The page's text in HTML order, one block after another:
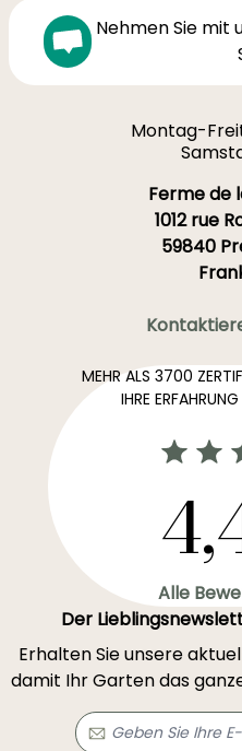
Nehmen Sie mit
Montag-
Ferme de
1012 rue
59840
MEHR ALS 3700
IHRE
Alle
Der
Erhalten Sie unsere
damit Ihr Garten das